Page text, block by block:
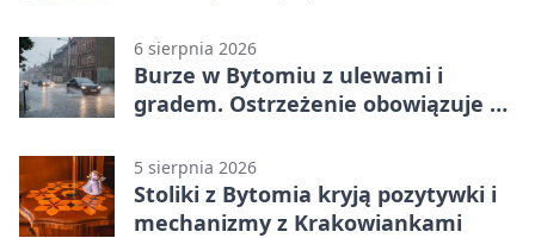
6 sierpnia 2026
Burze w Bytomiu z ulewami i
gradem. Ostrzeżenie obowiązuje do
5 sierpnia 2026
Stoliki z Bytomia kryją pozytywki i
mechanizmy z Krakowiankami